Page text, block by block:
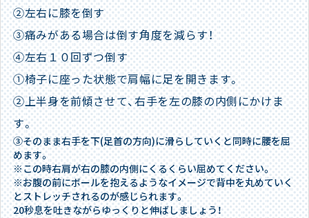
②左右に膝を倒す
③痛みがある場合は倒す角度を減らす！
④左右１０回ずつ倒す
①椅子に座った状態で肩幅に足を開きます。
②上半身を前傾させて、右手を左の膝の内側にかけま
す。
③そのまま右手を下(足首の方向)に滑らしていくと同時に腰を屈
めます。
※この時右肩が右の膝の内側にくるくらい屈めてください。
※お腹の前にボールを抱えるようなイメージで背中を丸めていく
とストレッチされるのが感じられます。
20秒息を吐きながらゆっくりと伸ばしましょう！